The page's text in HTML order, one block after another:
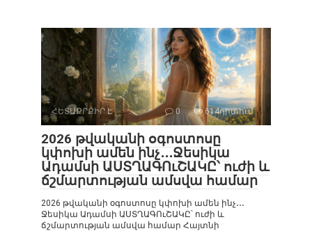
ՀԵՏԱՔՐՔԻՐ Է 0 614դիտում
2026 թվականի օգոստոսը
կփոխի ամեն ինչ․․․Ջեսիկա
Ադամսի ԱՍՏՂԱԳՈւՇԱԿԸ՝ ուժի և
ճշմարտության ամսվա համար
2026 թվականի օգոստոսը կփոխի ամեն ինչ․․․
Ջեսիկա Ադամսի ԱՍՏՂԱԳՈւՇԱԿԸ՝ ուժի և
ճշմարտության ամսվա համար Հայտնի